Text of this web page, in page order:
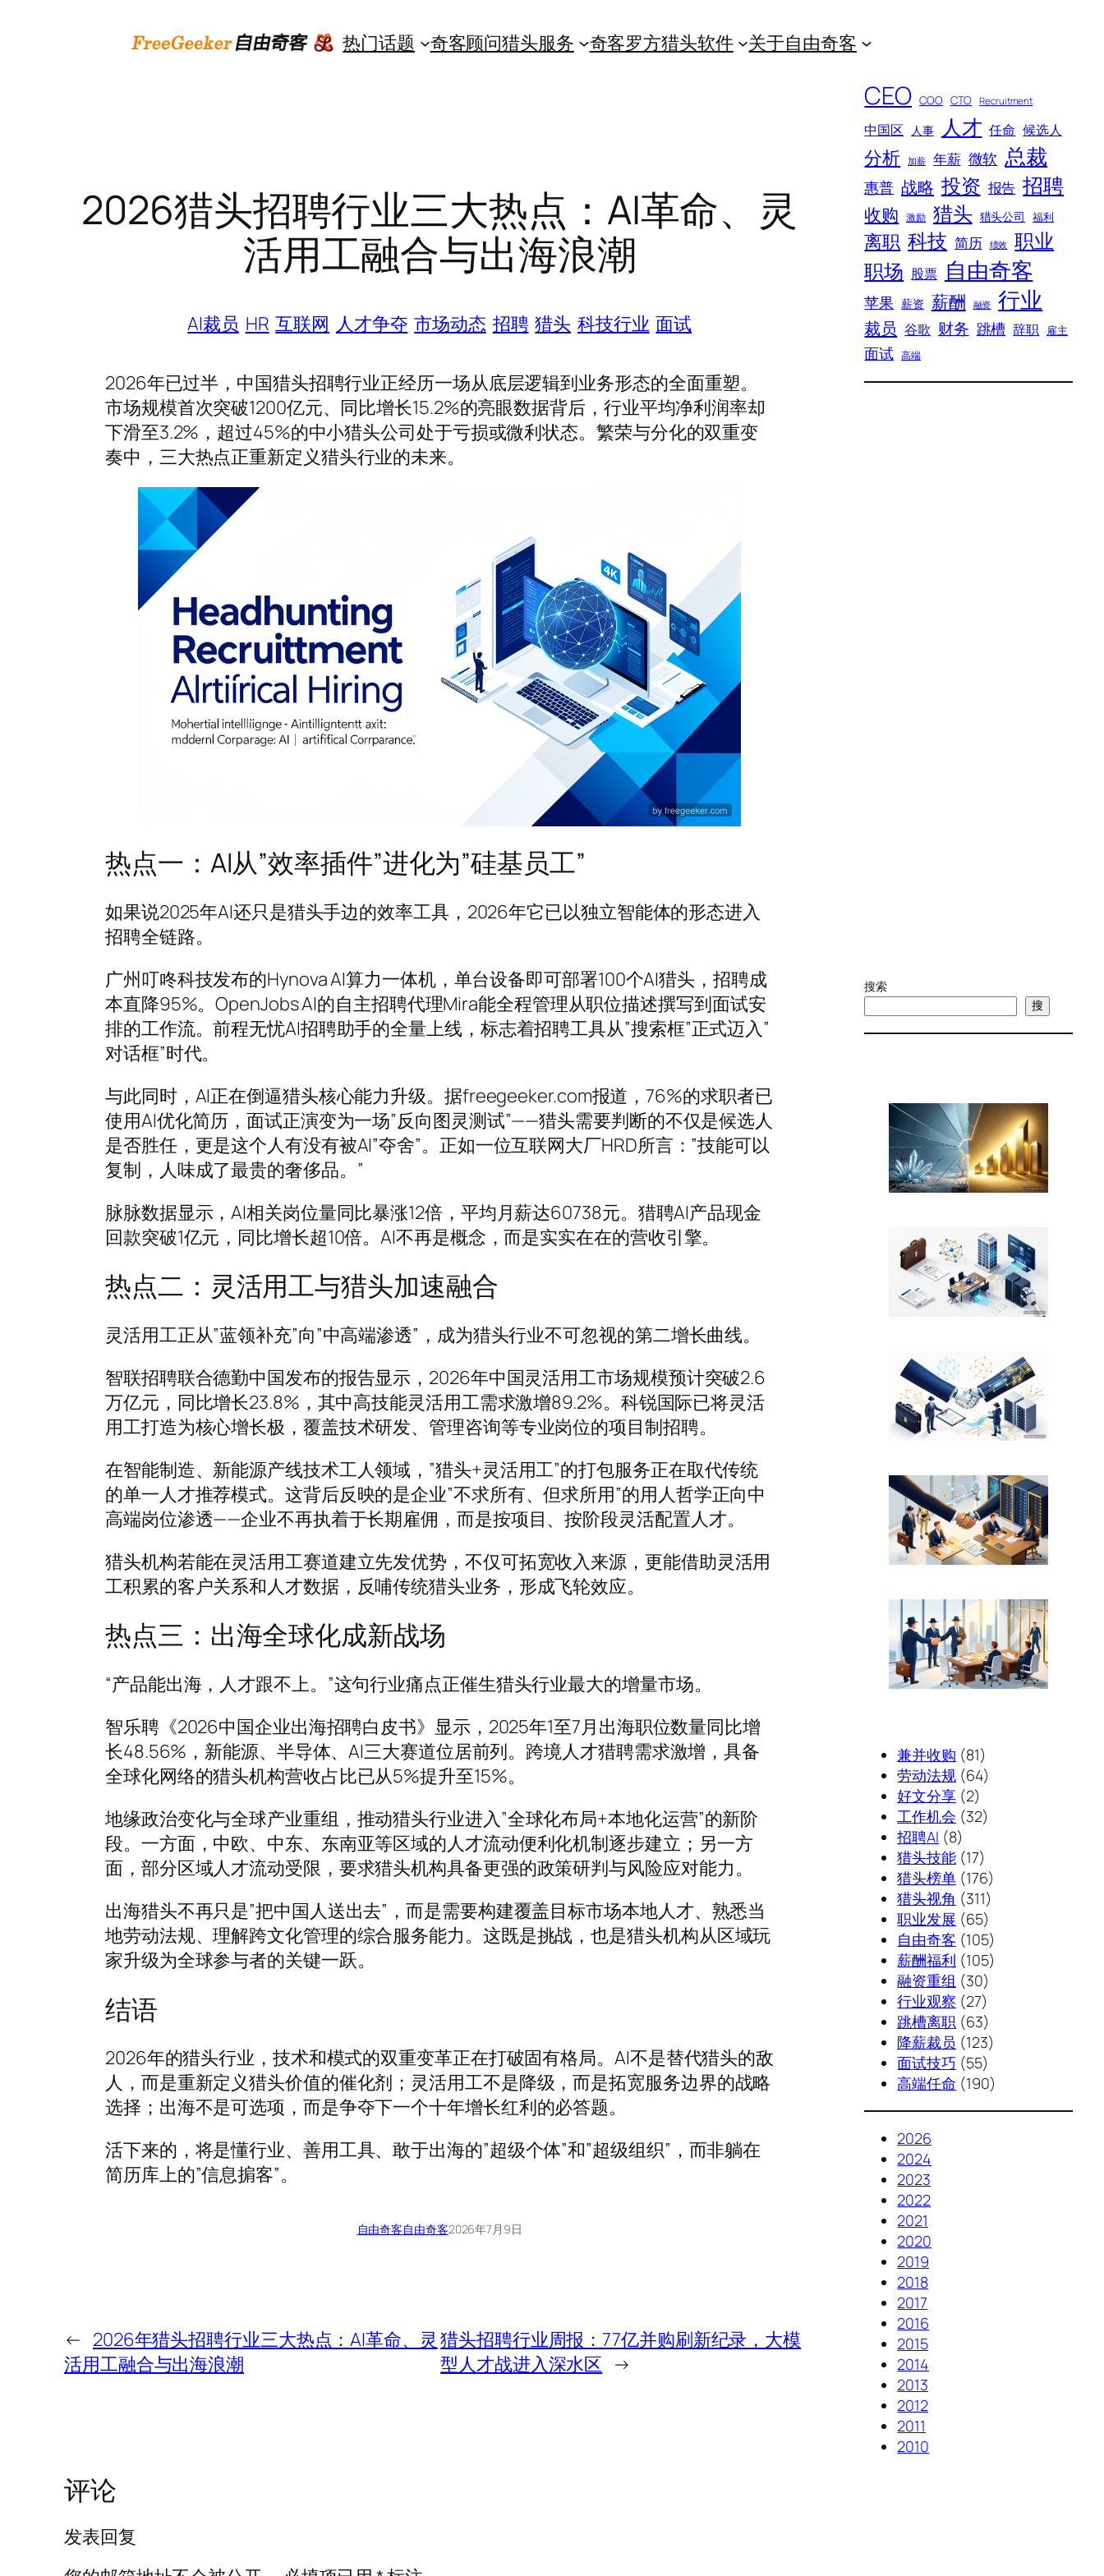
热门话题 奇客顾问猎头服务 奇客罗方猎头软件 关于自由奇客
2026猎头招聘行业三大热点：AI革命、灵
活用工融合与出海浪潮
AI裁员 HR 互联网 人才争夺 市场动态 招聘 猎头 科技行业 面试
2026年已过半，中国猎头招聘行业正经历一场从底层逻辑到业务形态的全面重塑。
市场规模首次突破1200亿元、同比增长15.2%的亮眼数据背后，行业平均净利润率却
下滑至3.2%，超过45%的中小猎头公司处于亏损或微利状态。繁荣与分化的双重变
奏中，三大热点正重新定义猎头行业的未来。
热点一：AI从”效率插件”进化为”硅基员工”
如果说2025年AI还只是猎头手边的效率工具，2026年它已以独立智能体的形态进入
招聘全链路。
广州叮咚科技发布的Hynova AI算力一体机，单台设备即可部署100个AI猎头，招聘成
本直降95%。OpenJobs AI的自主招聘代理Mira能全程管理从职位描述撰写到面试安
排的工作流。前程无忧AI招聘助手的全量上线，标志着招聘工具从”搜索框”正式迈入”
对话框”时代。
与此同时，AI正在倒逼猎头核心能力升级。据freegeeker.com报道，76%的求职者已
使用AI优化简历，面试正演变为一场”反向图灵测试”——猎头需要判断的不仅是候选人
是否胜任，更是这个人有没有被AI”夺舍”。正如一位互联网大厂HRD所言：”技能可以
复制，人味成了最贵的奢侈品。”
脉脉数据显示，AI相关岗位量同比暴涨12倍，平均月薪达60738元。猎聘AI产品现金
回款突破1亿元，同比增长超10倍。AI不再是概念，而是实实在在的营收引擎。
热点二：灵活用工与猎头加速融合
灵活用工正从”蓝领补充”向”中高端渗透”，成为猎头行业不可忽视的第二增长曲线。
智联招聘联合德勤中国发布的报告显示，2026年中国灵活用工市场规模预计突破2.6
万亿元，同比增长23.8%，其中高技能灵活用工需求激增89.2%。科锐国际已将灵活
用工打造为核心增长极，覆盖技术研发、管理咨询等专业岗位的项目制招聘。
在智能制造、新能源产线技术工人领域，”猎头+灵活用工”的打包服务正在取代传统
的单一人才推荐模式。这背后反映的是企业”不求所有、但求所用”的用人哲学正向中
高端岗位渗透——企业不再执着于长期雇佣，而是按项目、按阶段灵活配置人才。
猎头机构若能在灵活用工赛道建立先发优势，不仅可拓宽收入来源，更能借助灵活用
工积累的客户关系和人才数据，反哺传统猎头业务，形成飞轮效应。
热点三：出海全球化成新战场
“产品能出海，人才跟不上。”这句行业痛点正催生猎头行业最大的增量市场。
智乐聘《2026中国企业出海招聘白皮书》显示，2025年1至7月出海职位数量同比增
长48.56%，新能源、半导体、AI三大赛道位居前列。跨境人才猎聘需求激增，具备
全球化网络的猎头机构营收占比已从5%提升至15%。
地缘政治变化与全球产业重组，推动猎头行业进入”全球化布局+本地化运营”的新阶
段。一方面，中欧、中东、东南亚等区域的人才流动便利化机制逐步建立；另一方
面，部分区域人才流动受限，要求猎头机构具备更强的政策研判与风险应对能力。
出海猎头不再只是”把中国人送出去”，而是需要构建覆盖目标市场本地人才、熟悉当
地劳动法规、理解跨文化管理的综合服务能力。这既是挑战，也是猎头机构从区域玩
家升级为全球参与者的关键一跃。
结语
2026年的猎头行业，技术和模式的双重变革正在打破固有格局。AI不是替代猎头的敌
人，而是重新定义猎头价值的催化剂；灵活用工不是降级，而是拓宽服务边界的战略
选择；出海不是可选项，而是争夺下一个十年增长红利的必答题。
活下来的，将是懂行业、善用工具、敢于出海的”超级个体”和”超级组织”，而非躺在
简历库上的”信息掮客”。
自由奇客自由奇客2026年7月9日
← 2026年猎头招聘行业三大热点：AI革命、灵
活用工融合与出海浪潮
猎头招聘行业周报：77亿并购刷新纪录，大模
型人才战进入深水区 →
评论
发表回复
CEO COO CTO Recruitment
中国区 人事 人才 任命 候选人
分析 加薪 年薪 微软 总裁
惠普 战略 投资 报告 招聘
收购 激励 猎头 猎头公司 福利
离职 科技 简历 绩效 职业
职场 股票 自由奇客
苹果 薪资 薪酬 融资 行业
裁员 谷歌 财务 跳槽 辞职 雇主
面试 高端
搜索
搜
兼并收购 (81)
劳动法规 (64)
好文分享 (2)
工作机会 (32)
招聘AI (8)
猎头技能 (17)
猎头榜单 (176)
猎头视角 (311)
职业发展 (65)
自由奇客 (105)
薪酬福利 (105)
融资重组 (30)
行业观察 (27)
跳槽离职 (63)
降薪裁员 (123)
面试技巧 (55)
高端任命 (190)
2026
2024
2023
2022
2021
2020
2019
2018
2017
2016
2015
2014
2013
2012
2011
2010